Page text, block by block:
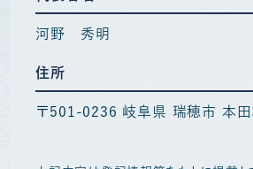
河野 秀明
住所
〒501-0236 岐阜県 瑞穂市 本田３